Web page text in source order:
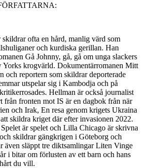
skildrar ofta en hård, manlig värd som
och kurdiska gerillan. Han
Gå Johnny, gå, gå om unga slackers
Yorks krogvärld. Dokumentärromanen Mitt
och reportern som skildrar deporterade
utspelar sig i Kambodja och på
Hellman är också journalist
från fronten mot IS är en dagbok från när
och Irak, En resa genom krigets Ukraina
skildra kriget där efter invasionen 2022.
är spelet och Lilla Chicago är skrivna
skildrar gängkrigen i Göteborg och
även släppt tre diktsamlingar Liten Vinge
i bitar om förlusten av ett barn och hans
du vill.